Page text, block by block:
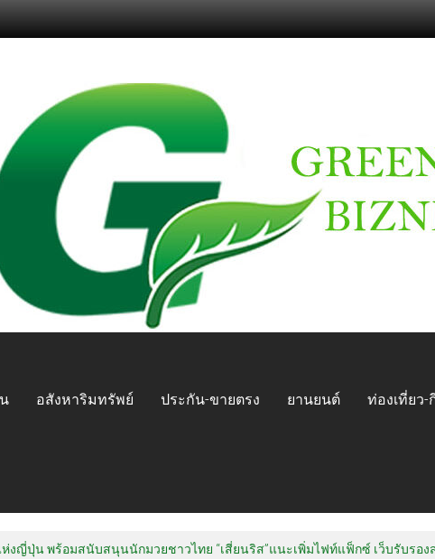
อสังหาริมทรัพย์ ประกัน-ขายตรง ยานยนต์ ท่องเที่ยว-
งญี่ปุ่น พร้อมสนับสนุนนักมวยชาวไทย “เสี่ยนริส”แนะเพิ่มไฟท์แฟ็กซ์ เว็บรับรอง